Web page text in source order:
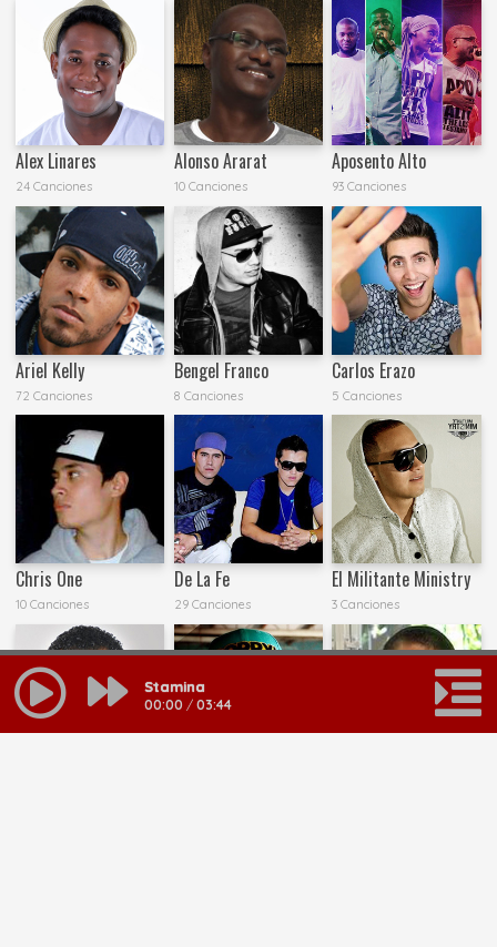
Alex Linares
24 Canciones
Alonso Ararat
10 Canciones
Aposento Alto
93 Canciones
Ariel Kelly
72 Canciones
Bengel Franco
8 Canciones
Carlos Erazo
5 Canciones
Chris One
10 Canciones
De La Fe
29 Canciones
El Militante Ministry
3 Canciones
Stamina
00:00 / 03:44